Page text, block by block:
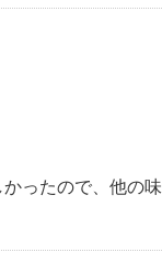
ったので、他の